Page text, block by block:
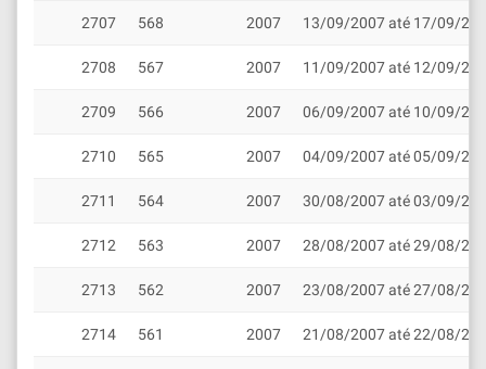
2707 568 2007 13/09/2007 até 17/09/
2708 567 2007 11/09/2007 até 12/09/
2709 566 2007 06/09/2007 até 10/09/
2710 565 2007 04/09/2007 até 05/09/
2711 564 2007 30/08/2007 até 03/09/
2712 563 2007 28/08/2007 até 29/08/
2713 562 2007 23/08/2007 até 27/08/
2714 561 2007 21/08/2007 até 22/08/